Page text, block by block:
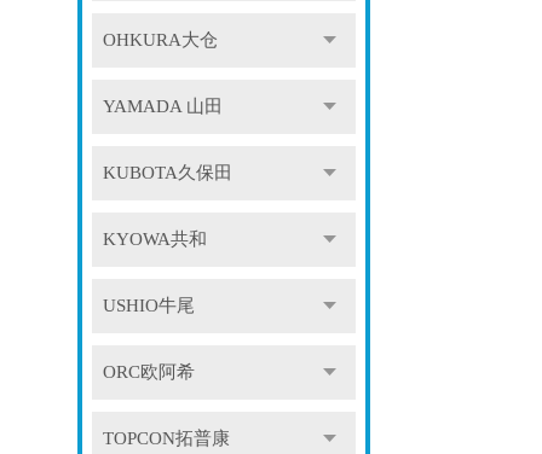
OHKURA大仓
YAMADA 山田
KUBOTA久保田
KYOWA共和
USHIO牛尾
ORC欧阿希
TOPCON拓普康